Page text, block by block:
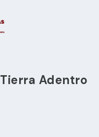
Tierra Adentro